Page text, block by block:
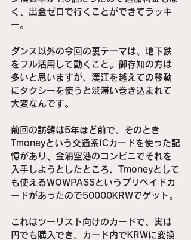
く、出金ゼロで行くことができてラッキ
ー。
ダンス以外の今回の裏テーマは、地下鉄
をフル活用して動くこと。御存知の方は
多いと思いますが、漢江を越えての移動
にタクシーを使うと渋滞い巻き込まれて
大変なんです。
前回の訪韓は5年ほど前で、そのとき
Tmoneyという交通系ICカードを使った記
憶があり、金浦空港のコンビニでそれを
入手しようとしたところ、Tmoneyとして
も使えるWOWPASSというプリペイドカ
ードがあったので50000KRWでゲット。
これはツーリスト向けのカードで、実は
円でも購入でき、カード内でKRWに変換